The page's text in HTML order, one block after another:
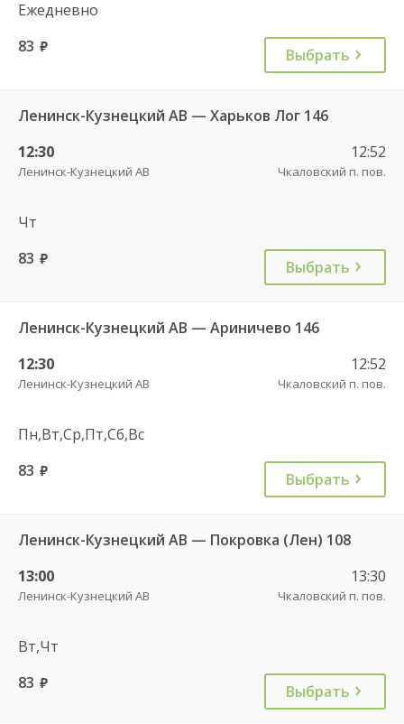
Ежедневно
83 руб. Выбрать
Ленинск-Кузнецкий АВ — Харьков Лог 146
12:30
Ленинск-Кузнецкий АВ
12:52
Чкаловский п. пов.
Чт
83 руб. Выбрать
Ленинск-Кузнецкий АВ — Ариничево 146
12:30
Ленинск-Кузнецкий АВ
12:52
Чкаловский п. пов.
Пн,Вт,Ср,Пт,Сб,Вс
83 руб. Выбрать
Ленинск-Кузнецкий АВ — Покровка (Лен) 108
13:00
Ленинск-Кузнецкий АВ
13:30
Чкаловский п. пов.
Вт,Чт
83 руб. Выбрать